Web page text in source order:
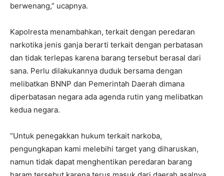
berwenang,” ucapnya.
Kapolresta menambahkan, terkait dengan peredaran
narkotika jenis ganja berarti terkait dengan perbatasan
dan tidak terlepas karena barang tersebut berasal dari
sana. Perlu dilakukannya duduk bersama dengan
melibatkan BNNP dan Pemerintah Daerah dimana
diperbatasan negara ada agenda rutin yang melibatkan
kedua negara.
“Untuk penegakkan hukum terkait narkoba,
pengungkapan kami melebihi target yang diharuskan,
namun tidak dapat menghentikan peredaran barang